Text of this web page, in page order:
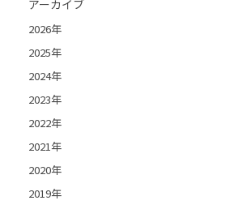
アーカイブ
2026年
2025年
2024年
2023年
2022年
2021年
2020年
2019年